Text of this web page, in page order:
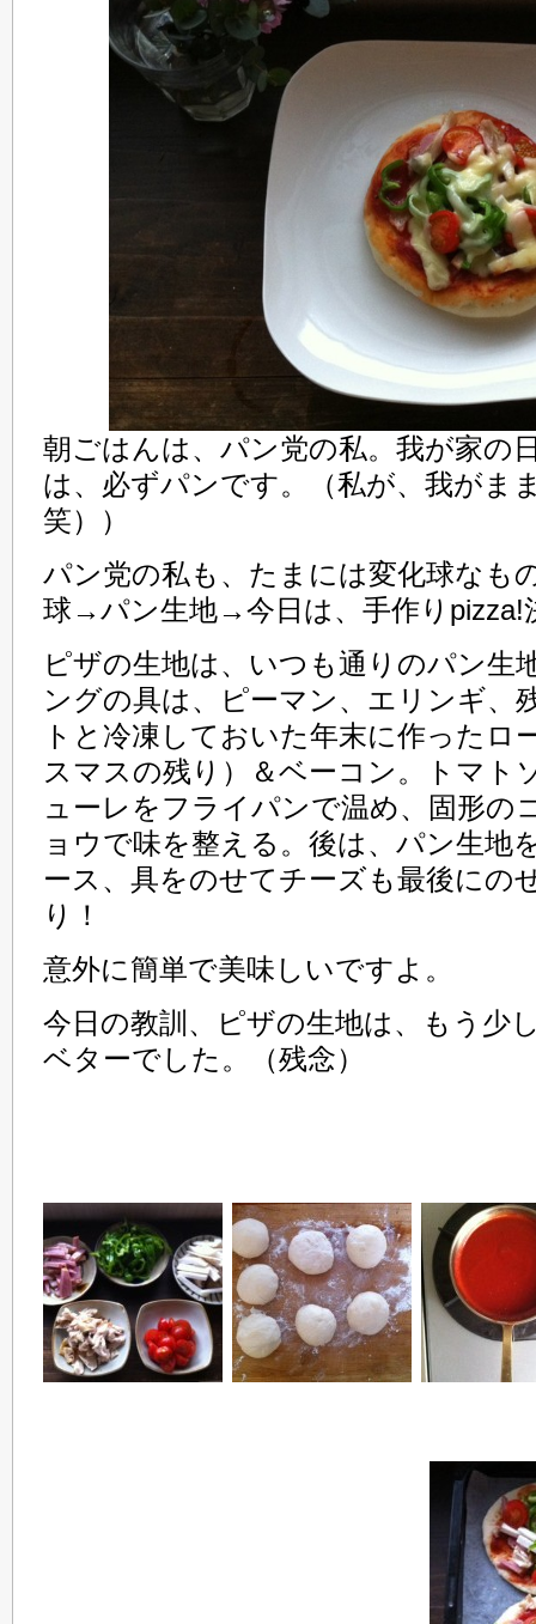
朝ごはんは、パン党の私。我が家の
は、必ずパンです。（私が、我がま
笑））
パン党の私も、たまには変化球なも
球→パン生地→今日は、手作りpizza!
ピザの生地は、いつも通りのパン生
ングの具は、ピーマン、エリンギ、
トと冷凍しておいた年末に作ったロ
スマスの残り）＆ベーコン。トマト
ューレをフライパンで温め、固形の
ョウで味を整える。後は、パン生地
ース、具をのせてチーズも最後にの
り！
意外に簡単で美味しいですよ。
今日の教訓、ピザの生地は、もう少
ベターでした。（残念）